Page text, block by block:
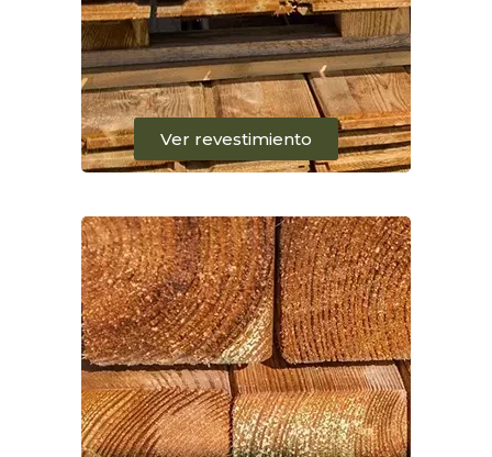
Ver revestimiento